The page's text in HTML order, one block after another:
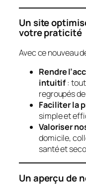
Un site
votre praticité
Avec ce nouveau
Rendre
intuitif:
regroupés
Faciliter la
simple et
Valoriser
domicile,
santé et
Un aperçu de